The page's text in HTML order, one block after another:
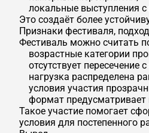
локальные выступления
Это создаёт более
Признаки фестиваля,
Фестиваль можно считать
возрастные категории
отсутствует
нагрузка распределена
условия участия
формат
Такое участие помогает
условия для постепенного